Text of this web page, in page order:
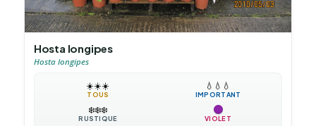
Hosta longipes
Hosta longipes
☀️☀️☀️
TOUS
💧 💧 💧
IMPORTANT
❄️❄️❄️
RUSTIQUE VIOLET